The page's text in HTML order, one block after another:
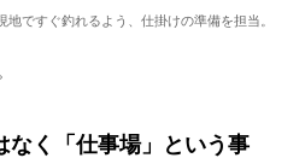
ですぐ釣れるよう、仕掛けの準備を担当。
なく「仕事場」という事